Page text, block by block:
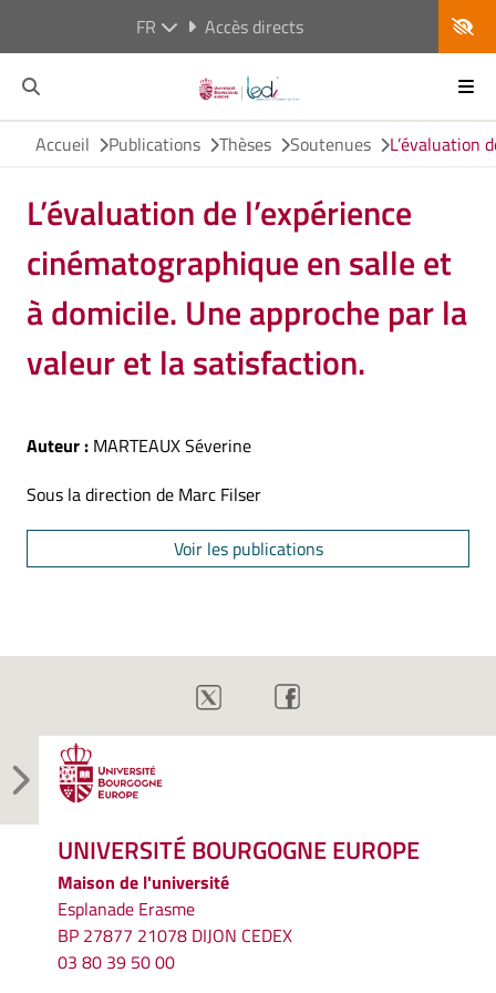
FR Accès directs
Accueil Publications Thèses Soutenues L’évaluation
L’évaluation de l’expérience
cinématographique en salle et
à domicile. Une approche par la
valeur et la satisfaction.
Auteur : MARTEAUX Séverine
Sous la direction de Marc Filser
Voir les publications
UNIVERSITÉ BOURGOGNE EUROPE
Maison de l'université
Esplanade Erasme
BP 27877 21078 DIJON CEDEX
03 80 39 50 00